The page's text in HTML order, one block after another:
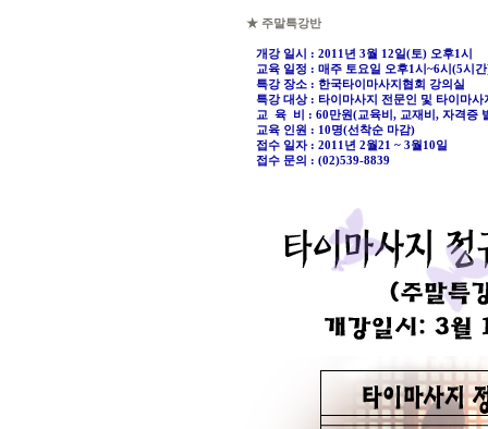
★ 주말특강반
개강 일시 : 2011년 3월 12일(토) 오후1시
교육 일정 : 매주 토요일 오후1시~6시(5시
특강 장소 : 한국타이마사지협회 강의실
특강 대상 : 타이마사지 전문인 및 타이마사
교 육 비 : 60만원(교육비, 교재비, 자격증
교육 인원 : 10명(선착순 마감)
접수 일자 : 2011년 2월21 ~ 3월10일
접수 문의 : (02)539-8839